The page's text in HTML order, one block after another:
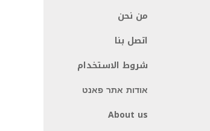
من نحن
اتصل بنا
شروط الاستخدام
אודות אתר פאנט
About us